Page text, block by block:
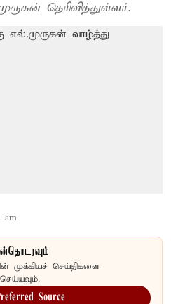
தெரிவித்துள்ளர்.
am
முக்கியச் செய்திகளை
Source